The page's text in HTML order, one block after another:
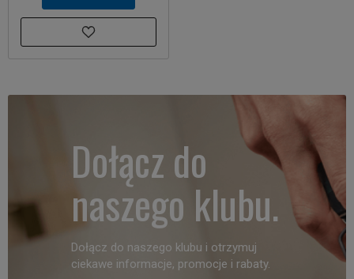
Dołącz do
naszego klubu.
Dołącz do naszego klubu i otrzymuj
ciekawe informacje, promocje i rabaty.